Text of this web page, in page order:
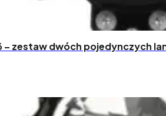
– zestaw dwóch pojedynczych